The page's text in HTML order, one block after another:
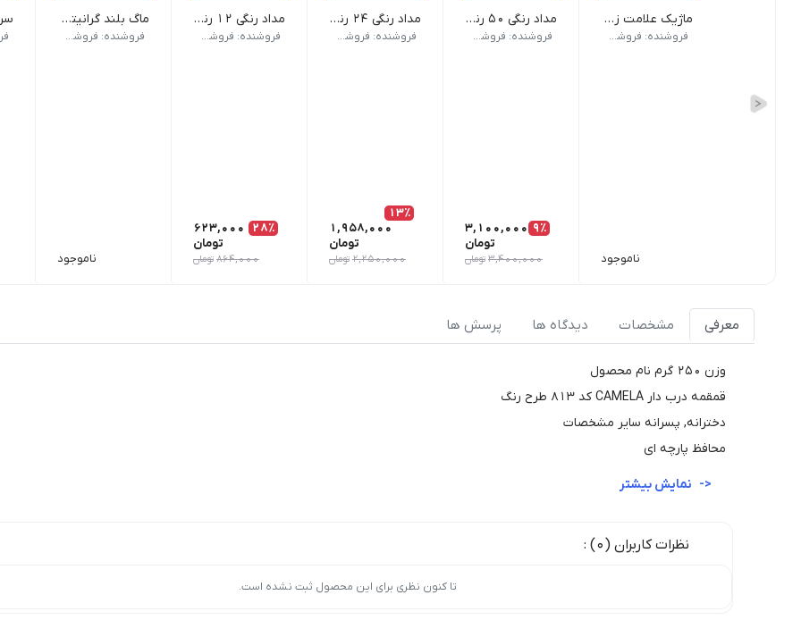
ماژیک علامت زن پاستلی اسکول فنس وزن 200 گرم نام محصول| ماژیک علامت زن پاستلی اسکول فنس طرح رنگ| پاستلی جنس جعبه| مقوایی
فروشنده: فروشکاه ویکی تحریر
ناموجود
مداد رنگی ۵۰ رنگ فکتیس جعبه فلزی وزن 1000 گرم | نام محصول: مداد رنگی ۵۰ رنگ فکتیس | جنس جعبه: جعبه فلزی محکم و قابل حمل | سایر مشخصات: مناسب مدرسه، دفتر و هنر | مناسب کودکان، نوجوانان و هنرجویان
فروشنده: فروشکاه ویکی تحریر
9٪ 3,100,000
تومان
3,400,000 تومان
مداد رنگی ۲۴ رنگ فابر کاستل اصل جعبه مقوایی وزن 250 گرم نام محصول| مداد رنگی 24 رنگ فابر کاستل اصل جعبه مقوایی تعداد رنگ| 24 رنگ نوع بسته بندی | مقوایی کشویی تعداد در بسته 12 عددی
فروشنده: فروشکاه ویکی تحریر
13٪
1,958,000
تومان
2,250,000 تومان
مداد رنگی ۱۲ رنگ آریا مدل آرتیست وزن 150 گرم نام محصول| مداد رنگی 12 رنگ آریا مدل آرتیست| تعداد رنگ 12 رنگ| نوع بسته بندی مقوایی کشویی| تعداد در بسته 12 عدد
فروشنده: فروشکاه ویکی تحریر
28٪
623,000
تومان
864,000 تومان
ماگ بلند گرانیتی کد ۷۰۰۹ وزن 200 گرم نام محصول| ماگ بلند گرانیتی کد 7009 طرح رنگ | رندوم کلاسیک
فروشنده: فروشکاه ویکی تحریر
ناموجود
وزن 500 گرم نام محصول | سررسید پلنر
معرفی مشخصات دیدگاه ها پرسش ها
وزن 250 گرم نام محصول
قمقمه درب دار CAMELA کد 813 طرح رنگ
دخترانه, پسرانه سایر مشخصات
محافظ پارچه ای
نظرات کاربران (0) :
تا کنون نظری برای این محصول ثبت نشده است.